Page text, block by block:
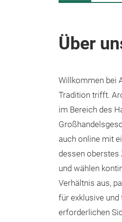
Über
Willkommen bei
Tradition trifft.
im Bereich des
auch online mit
dessen oberstes
und wählen
Verhältnis aus,
für exklusive und
erforderlichen